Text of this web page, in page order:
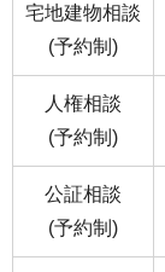
宅地建物相談
(予約制)
人権相談
(予約制)
公証相談
(予約制)